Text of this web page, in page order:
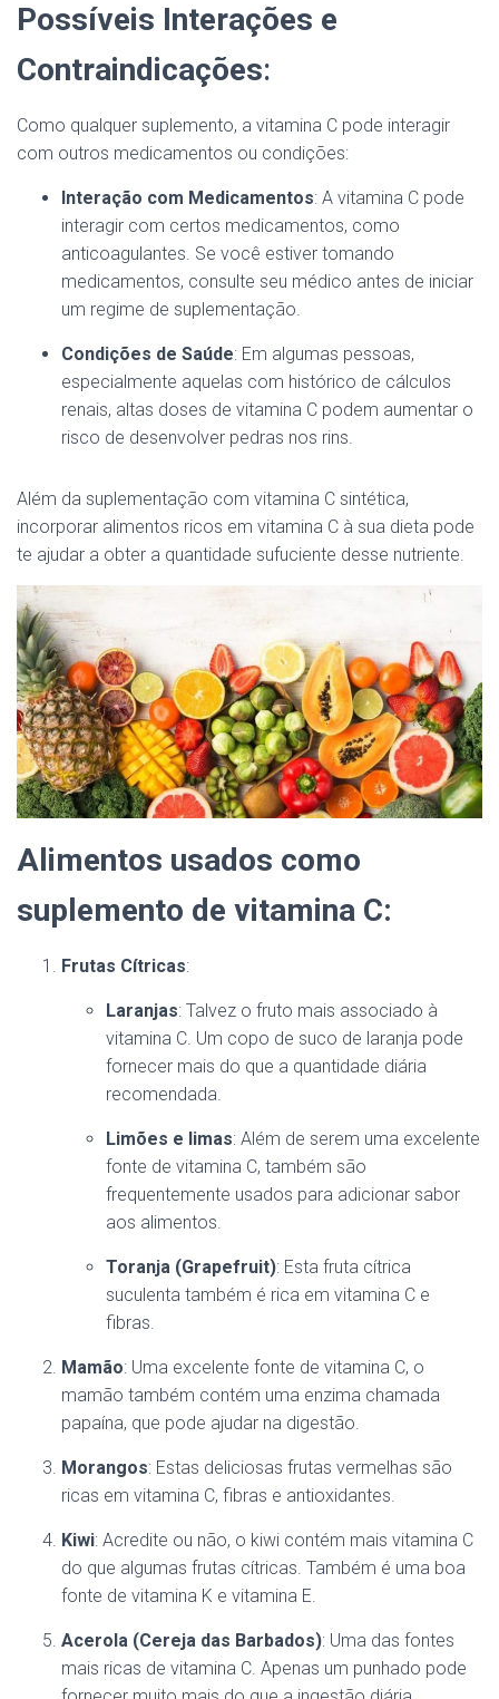
Possíveis Interações e
Contraindicações:
Como qualquer suplemento, a vitamina C pode interagir
com outros medicamentos ou condições:
Interação com Medicamentos: A vitamina C pode
interagir com certos medicamentos, como
anticoagulantes. Se você estiver tomando
medicamentos, consulte seu médico antes de iniciar
um regime de suplementação.
Condições de Saúde: Em algumas pessoas,
especialmente aquelas com histórico de cálculos
renais, altas doses de vitamina C podem aumentar o
risco de desenvolver pedras nos rins.
Além da suplementação com vitamina C sintética,
incorporar alimentos ricos em vitamina C à sua dieta pode
te ajudar a obter a quantidade sufuciente desse nutriente.
Alimentos usados como
suplemento de vitamina C:
Frutas Cítricas:
Laranjas: Talvez o fruto mais associado à
vitamina C. Um copo de suco de laranja pode
fornecer mais do que a quantidade diária
recomendada.
Limões e limas: Além de serem uma excelente
fonte de vitamina C, também são
frequentemente usados para adicionar sabor
aos alimentos.
Toranja (Grapefruit): Esta fruta cítrica
suculenta também é rica em vitamina C e
fibras.
Mamão: Uma excelente fonte de vitamina C, o
mamão também contém uma enzima chamada
papaína, que pode ajudar na digestão.
Morangos: Estas deliciosas frutas vermelhas são
ricas em vitamina C, fibras e antioxidantes.
Kiwi: Acredite ou não, o kiwi contém mais vitamina C
do que algumas frutas cítricas. Também é uma boa
fonte de vitamina K e vitamina E.
Acerola (Cereja das Barbados): Uma das fontes
mais ricas de vitamina C. Apenas um punhado pode